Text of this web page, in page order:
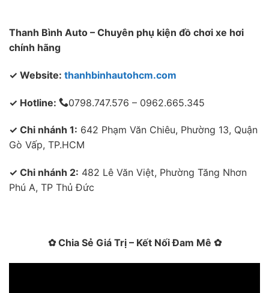
Thanh Bình Auto – Chuyên phụ kiện đồ chơi xe hơi
chính hãng
✓ Website: thanhbinhautohcm.com
✓ Hotline: 0798.747.576 – 0962.665.345
✓ Chi nhánh 1: 642 Phạm Văn Chiêu, Phường 13, Quận
Gò Vấp, TP.HCM
✓ Chi nhánh 2: 482 Lê Văn Việt, Phường Tăng Nhơn
Phú A, TP Thủ Đức
✿ Chia Sẻ Giá Trị – Kết Nối Đam Mê ✿